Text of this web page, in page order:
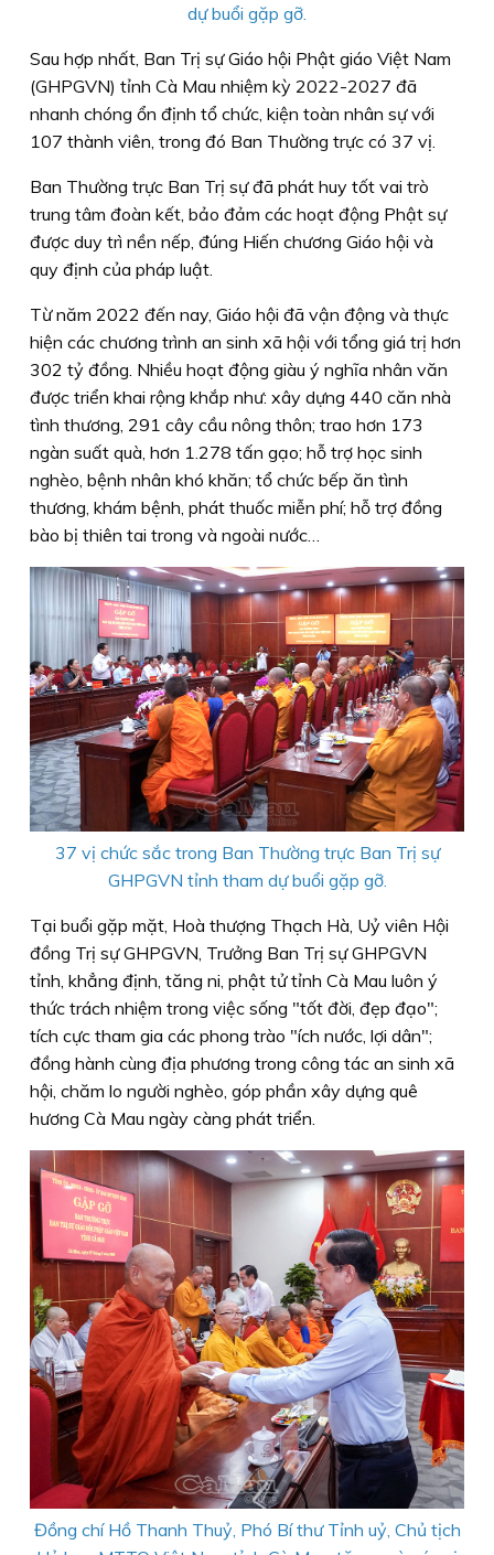
dự buổi gặp gỡ.
Sau hợp nhất, Ban Trị sự Giáo hội Phật giáo Việt Nam
(GHPGVN) tỉnh Cà Mau nhiệm kỳ 2022-2027 đã
nhanh chóng ổn định tổ chức, kiện toàn nhân sự với
107 thành viên, trong đó Ban Thường trực có 37 vị.
Ban Thường trực Ban Trị sự đã phát huy tốt vai trò
trung tâm đoàn kết, bảo đảm các hoạt động Phật sự
được duy trì nền nếp, đúng Hiến chương Giáo hội và
quy định của pháp luật.
Từ năm 2022 đến nay, Giáo hội đã vận động và thực
hiện các chương trình an sinh xã hội với tổng giá trị hơn
302 tỷ đồng. Nhiều hoạt động giàu ý nghĩa nhân văn
được triển khai rộng khắp như: xây dựng 440 căn nhà
tình thương, 291 cây cầu nông thôn; trao hơn 173
ngàn suất quà, hơn 1.278 tấn gạo; hỗ trợ học sinh
nghèo, bệnh nhân khó khăn; tổ chức bếp ăn tình
thương, khám bệnh, phát thuốc miễn phí; hỗ trợ đồng
bào bị thiên tai trong và ngoài nước…
37 vị chức sắc trong Ban Thường trực Ban Trị sự
GHPGVN tỉnh tham dự buổi gặp gỡ.
Tại buổi gặp mặt, Hoà thượng Thạch Hà, Uỷ viên Hội
đồng Trị sự GHPGVN, Trưởng Ban Trị sự GHPGVN
tỉnh, khẳng định, tăng ni, phật tử tỉnh Cà Mau luôn ý
thức trách nhiệm trong việc sống "tốt đời, đẹp đạo";
tích cực tham gia các phong trào "ích nước, lợi dân";
đồng hành cùng địa phương trong công tác an sinh xã
hội, chăm lo người nghèo, góp phần xây dựng quê
hương Cà Mau ngày càng phát triển.
Đồng chí Hồ Thanh Thuỷ, Phó Bí thư Tỉnh uỷ, Chủ tịch